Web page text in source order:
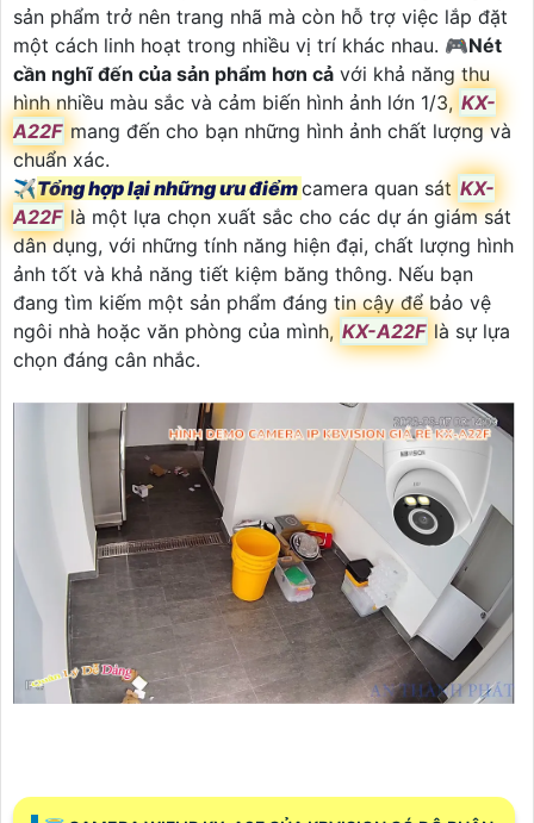
sản phẩm trở nên trang nhã mà còn hỗ trợ việc lắp đặt
một cách linh hoạt trong nhiều vị trí khác nhau. 🎮Nét
cần nghĩ đến của sản phẩm hơn cả với khả năng thu
hình nhiều màu sắc và cảm biến hình ảnh lớn 1/3, KX-
A22F mang đến cho bạn những hình ảnh chất lượng và
chuẩn xác.
✈Tổng hợp lại những ưu điểmcamera quan sát KX-
A22F là một lựa chọn xuất sắc cho các dự án giám sát
dân dụng, với những tính năng hiện đại, chất lượng hình
ảnh tốt và khả năng tiết kiệm băng thông. Nếu bạn
đang tìm kiếm một sản phẩm đáng tin cậy để bảo vệ
ngôi nhà hoặc văn phòng của mình, KX-A22F là sự lựa
chọn đáng cân nhắc.